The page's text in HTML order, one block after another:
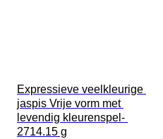
Expressieve veelkleurige
jaspis Vrije vorm met
levendig kleurenspel-
2714.15 g